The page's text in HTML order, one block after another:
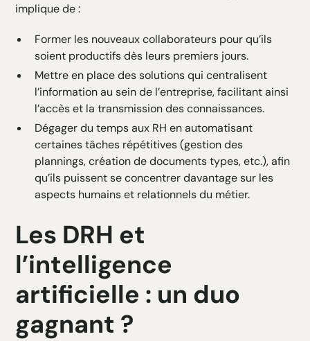
implique de :
Former les nouveaux collaborateurs pour qu’ils
soient productifs dès leurs premiers jours.
Mettre en place des solutions qui centralisent
l’information au sein de l’entreprise, facilitant ainsi
l’accès et la transmission des connaissances.
Dégager du temps aux RH en automatisant
certaines tâches répétitives (gestion des
plannings, création de documents types, etc.), afin
qu’ils puissent se concentrer davantage sur les
aspects humains et relationnels du métier.
Les DRH et
l’intelligence
artificielle : un duo
gagnant ?